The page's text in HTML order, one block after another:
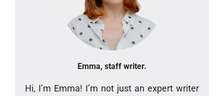
Emma, staff writer.
Hi, I’m Emma! I’m not just an expert writer